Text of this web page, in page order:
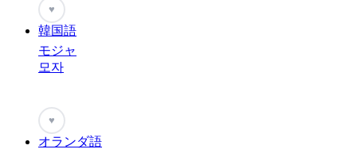
♥
韓国語
モジャ
모자
♥
オランダ語